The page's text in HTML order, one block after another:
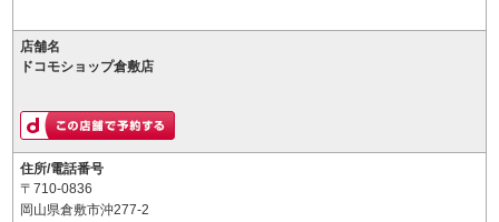
店舗名
ドコモショップ倉敷店
住所/電話番号
〒710-0836
岡山県倉敷市沖277-2